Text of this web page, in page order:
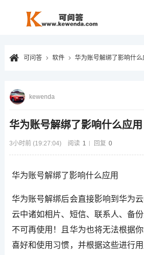
可问答 软件 华为账号解绑了影响什么
华为账号解绑了影响什么应用
3小时前 (19:27:04) 阅读 1 回复 0
kewenda
华为账号解绑了影响什么应用
华为账号解绑后会直接影响到华为
云中诸如相片、短信、联系人、备
不可再使用！且华为也将无法根据
喜好和使用习惯，并根据这些进行